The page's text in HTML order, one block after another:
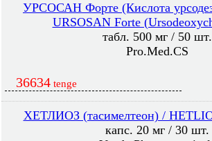
УРСОСАН Форте (Кислота
URSOSAN Forte
табл. 500 мг / 50 шт.
Pro.Med.CS
36634 tenge
ХЕТЛИОЗ (тасимелтеон) /
капс. 20 мг / 30 шт.